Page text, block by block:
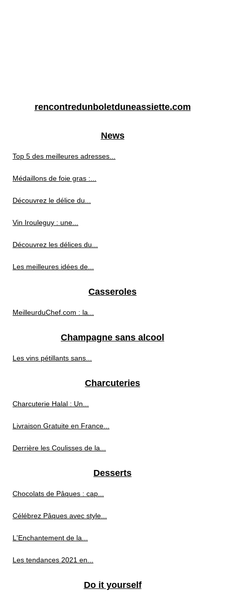
rencontredunboletduneassiette.com
News
Top 5 des meilleures adresses...
Médaillons de foie gras :...
Découvrez le délice du...
Vin Irouleguy : une...
Découvrez les délices du...
Les meilleures idées de...
Casseroles
MeilleurduChef.com : la...
Champagne sans alcool
Les vins pétillants sans...
Charcuteries
Charcuterie Halal : Un...
Livraison Gratuite en France...
Derrière les Coulisses de la...
Desserts
Chocolats de Pâques : cap...
Célébrez Pâques avec style...
L'Enchantement de la...
Les tendances 2021 en...
Do it yourself